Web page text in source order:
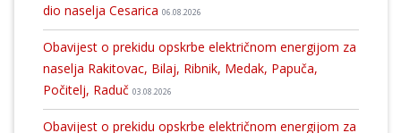
dio naselja Cesarica 06.08.2026
Obavijest o prekidu opskrbe električnom energijom za
naselja Rakitovac, Bilaj, Ribnik, Medak, Papuča,
Počitelj, Raduč 03.08.2026
Obavijest o prekidu opskrbe električnom energijom za